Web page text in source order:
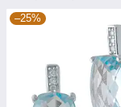
–25%